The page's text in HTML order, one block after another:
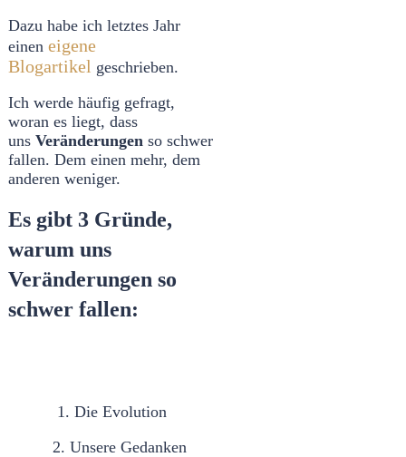
Dazu habe ich letztes Jahr
einen eigene
Blogartikel geschrieben.
Ich werde häufig gefragt,
woran es liegt, dass
uns Veränderungen so schwer
fallen. Dem einen mehr, dem
anderen weniger.
Es gibt 3 Gründe,
warum uns
Veränderungen so
schwer fallen:
1. Die Evolution
2. Unsere Gedanken